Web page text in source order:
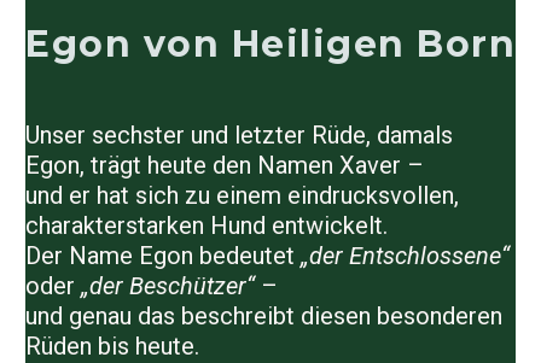
Egon von Heiligen Born
Unser sechster und letzter Rüde, damals
Egon, trägt heute den Namen Xaver –
und er hat sich zu einem eindrucksvollen,
charakterstarken Hund entwickelt.
Der Name Egon bedeutet „der Entschlossene“
oder „der Beschützer“–
und genau das beschreibt diesen besonderen
Rüden bis heute.